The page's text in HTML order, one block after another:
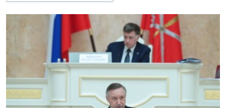
СИБИРЬ.РЕАЛИИ
РАСПИСАНИЕ ВЕЩАНИЯ
ПОДПИШИТЕСЬ НА РАССЫЛКУ
СОЦИАЛЬНЫЕ СЕТИ